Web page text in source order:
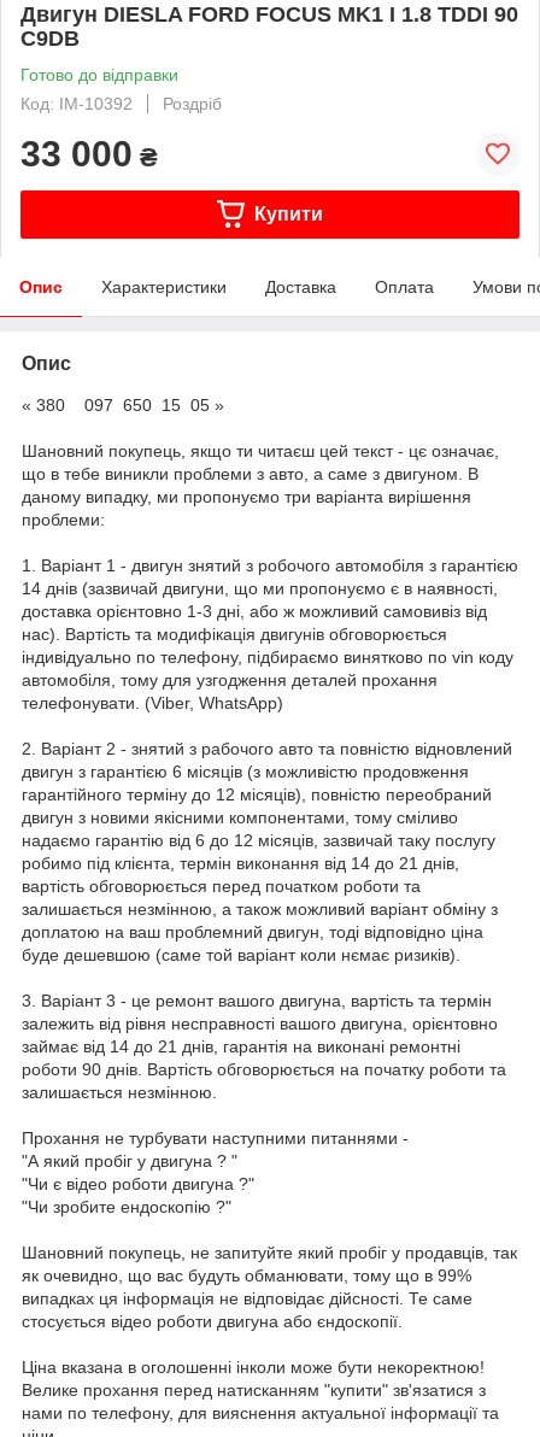
Двигун DIESLA FORD FOCUS MK1 I 1.8 TDDI 90
C9DB
Готово до відправки
Код: IM-10392
Роздріб
33 000 ₴
Купити
Опис Характеристики Доставка Оплата Умови
Опис
« 380 097 650 15 05 »
Шановний покупець, якщо ти читаєш цей текст - цє означає,
що в тебе виникли проблеми з авто, а саме з двигуном. В
даному випадку, ми пропонуємо три варіанта вирішення
проблеми:
1. Варіант 1 - двигун знятий з робочого автомобіля з гарантією
14 днів (зазвичай двигуни, що ми пропонуємо є в наявності,
доставка орієнтовно 1-3 дні, або ж можливий самовивіз від
нас). Вартість та модифікація двигунів обговорюється
індивідуально по телефону, підбираємо винятково по vin коду
автомобіля, тому для узгодження деталей прохання
телефонувати. (Viber, WhatsApp)
2. Варіант 2 - знятий з рабочого авто та повністю відновлений
двигун з гарантією 6 місяців (з можливістю продовження
гарантійного терміну до 12 місяців), повністю переобраний
двигун з новими якісними компонентами, тому сміливо
надаємо гарантію від 6 до 12 місяців, зазвичай таку послугу
робимо під клієнта, термін виконання від 14 до 21 днів,
вартість обговорюється перед початком роботи та
залишається незмінною, а також можливий варіант обміну з
доплатою на ваш проблемний двигун, тоді відповідно ціна
буде дешевшою (саме той варіант коли нємає ризиків).
3. Варіант 3 - це ремонт вашого двигуна, вартість та термін
залежить від рівня несправності вашого двигуна, орієнтовно
займає від 14 до 21 днів, гарантія на виконані ремонтні
роботи 90 днів. Вартість обговорюється на початку роботи та
залишається незмінною.
Прохання не турбувати наступними питаннями -
"А який пробіг у двигуна ? "
"Чи є відео роботи двигуна ?"
"Чи зробите ендоскопію ?"
Шановний покупець, не запитуйте який пробіг у продавців, так
як очевидно, що вас будуть обманювати, тому що в 99%
випадках ця інформація не відповідає дійсності. Те саме
стосується відео роботи двигуна або єндоскопії.
Ціна вказана в оголошенні інколи може бути некоректною!
Велике прохання перед натисканням "купити" зв'язатися з
нами по телефону, для вияснення актуальної інформації та